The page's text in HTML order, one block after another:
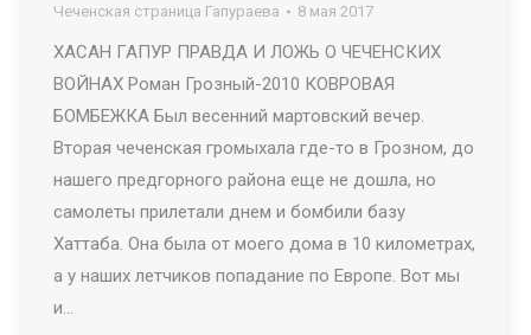
Чеченская страница Гапураева 8 мая 2017
ХАСАН ГАПУР ПРАВДА И ЛОЖЬ О ЧЕЧЕНСКИХ
ВОЙНАХ Роман Грозный-2010 КОВРОВАЯ
БОМБЕЖКА Был весенний мартовский вечер.
Вторая чеченская громыхала где-то в Грозном, до
нашего предгорного района еще не дошла, но
самолеты прилетали днем и бомбили базу
Хаттаба. Она была от моего дома в 10 километрах,
а у наших летчиков попадание по Европе. Вот мы
и…